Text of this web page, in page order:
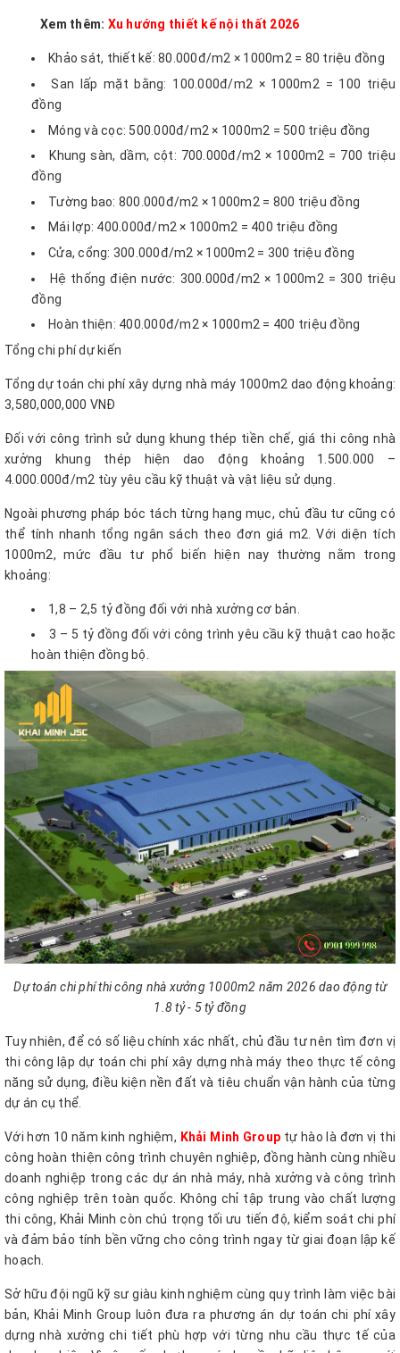
Xem thêm: Xu hướng thiết kế nội thất 2026
Khảo sát, thiết kế: 80.000đ/m2 × 1000m2 = 80 triệu đồng
San lấp mặt bằng: 100.000đ/m2 × 1000m2 = 100 triệu
đồng
Móng và cọc: 500.000đ/m2 × 1000m2 = 500 triệu đồng
Khung sàn, dầm, cột: 700.000đ/m2 × 1000m2 = 700 triệu
đồng
Tường bao: 800.000đ/m2 × 1000m2 = 800 triệu đồng
Mái lợp: 400.000đ/m2 × 1000m2 = 400 triệu đồng
Cửa, cổng: 300.000đ/m2 × 1000m2 = 300 triệu đồng
Hệ thống điện nước: 300.000đ/m2 × 1000m2 = 300 triệu
đồng
Hoàn thiện: 400.000đ/m2 × 1000m2 = 400 triệu đồng
Tổng chi phí dự kiến
Tổng dự toán chi phí xây dựng nhà máy 1000m2 dao động khoảng:
3,580,000,000 VNĐ
Đối với công trình sử dụng khung thép tiền chế, giá thi công nhà
xưởng khung thép hiện dao động khoảng 1.500.000 –
4.000.000đ/m2 tùy yêu cầu kỹ thuật và vật liệu sử dụng.
Ngoài phương pháp bóc tách từng hạng mục, chủ đầu tư cũng có
thể tính nhanh tổng ngân sách theo đơn giá m2. Với diện tích
1000m2, mức đầu tư phổ biến hiện nay thường nằm trong
khoảng:
1,8 – 2,5 tỷ đồng đối với nhà xưởng cơ bản.
3 – 5 tỷ đồng đối với công trình yêu cầu kỹ thuật cao hoặc
hoàn thiện đồng bộ.
Dự toán chi phí thi công nhà xưởng 1000m2 năm 2026 dao động từ
1.8 tỷ - 5 tỷ đồng
Tuy nhiên, để có số liệu chính xác nhất, chủ đầu tư nên tìm đơn vị
thi công lập dự toán chi phí xây dựng nhà máy theo thực tế công
năng sử dụng, điều kiện nền đất và tiêu chuẩn vận hành của từng
dự án cụ thể.
Với hơn 10 năm kinh nghiệm, Khải Minh Group tự hào là đơn vị thi
công hoàn thiện công trình chuyên nghiệp, đồng hành cùng nhiều
doanh nghiệp trong các dự án nhà máy, nhà xưởng và công trình
công nghiệp trên toàn quốc. Không chỉ tập trung vào chất lượng
thi công, Khải Minh còn chú trọng tối ưu tiến độ, kiểm soát chi phí
và đảm bảo tính bền vững cho công trình ngay từ giai đoạn lập kế
hoạch.
Sở hữu đội ngũ kỹ sư giàu kinh nghiệm cùng quy trình làm việc bài
bản, Khải Minh Group luôn đưa ra phương án dự toán chi phí xây
dựng nhà xưởng chi tiết phù hợp với từng nhu cầu thực tế của